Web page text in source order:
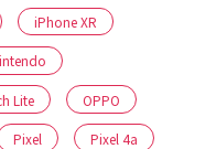
iPhone XR
Lite OPPO
Pixel Pixel 4a